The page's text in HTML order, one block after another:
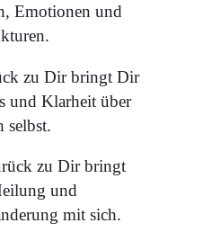
Emotionen und
zu Dir bringt Dir
und Klarheit über
selbst.
zu Dir bringt
und
mit sich.